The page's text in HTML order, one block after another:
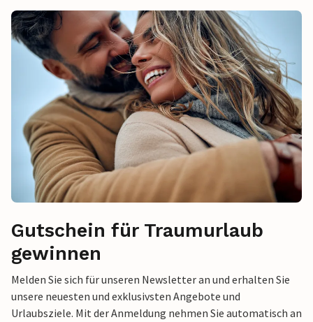
Gutschein für Traumurlaub
gewinnen
Melden Sie sich für unseren Newsletter an und erhalten Sie
unsere neuesten und exklusivsten Angebote und
Urlaubsziele. Mit der Anmeldung nehmen Sie automatisch an